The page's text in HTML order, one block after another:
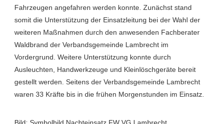
Fahrzeugen angefahren werden konnte. Zunächst stand
somit die Unterstützung der Einsatzleitung bei der Wahl der
weiteren Maßnahmen durch den anwesenden Fachberater
Waldbrand der Verbandsgemeinde Lambrecht im
Vordergrund. Weitere Unterstützung konnte durch
Ausleuchten, Handwerkzeuge und Kleinlöschgeräte bereit
gestellt werden. Seitens der Verbandsgemeinde Lambrecht
waren 33 Kräfte bis in die frühen Morgenstunden im Einsatz.